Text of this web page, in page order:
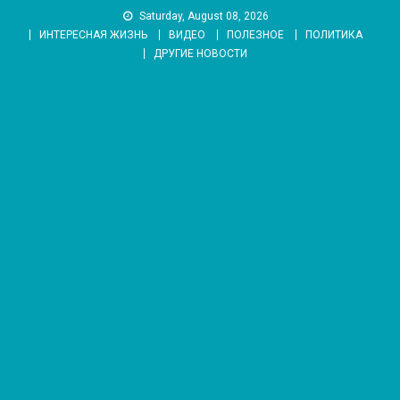
Saturday, August 08, 2026
ИНТЕРЕСНАЯ ЖИЗНЬ
ВИДЕО ПОЛЕЗНОЕ
ПОЛИТИКА
ДРУГИЕ НОВОСТИ